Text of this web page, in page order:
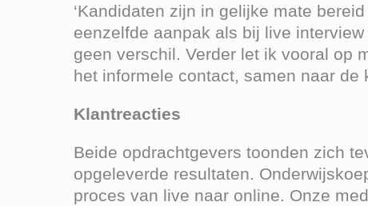
‘Kandidaten zijn in gelijke mate
eenzelfde aanpak als bij live
geen verschil. Verder let ik vooral op
het informele contact, samen naar de
Klantreacties
Beide opdrachtgevers toonden zich
opgeleverde resultaten.
proces van live naar online. Onze